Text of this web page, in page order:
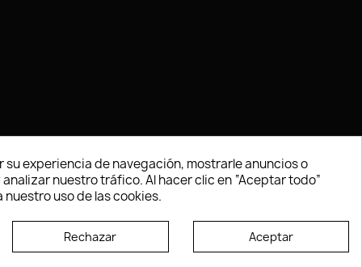
su experiencia de navegación, mostrarle anuncios o
nuestro tráfico. Al hacer clic en “Aceptar todo”
uso de las cookies.
Rechazar Aceptar